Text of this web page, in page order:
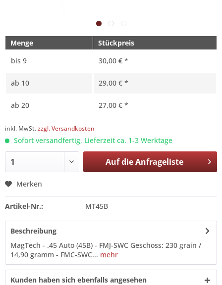
Menge
Stückpreis
bis 9 30,00 € *
ab 10 29,00 € *
ab 20 27,00 € *
inkl. MwSt.zzgl. Versandkosten
Sofort versandfertig, Lieferzeit ca. 1-3 Werktage
Auf dieAnfrageliste
Merken
Artikel-Nr.: MT45B
Beschreibung
MagTech - .45 Auto (45B) - FMJ-SWC Geschoss: 230 grain /
14,90 gramm - FMC-SWC... mehr
Kunden haben sich ebenfalls angesehen